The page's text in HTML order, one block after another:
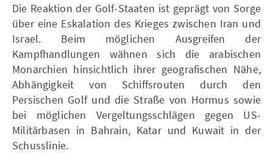
Die Reaktion der Golf-Staaten ist geprägt von Sorge
über eine Eskalation des Krieges zwischen Iran und
Israel. Beim möglichen Ausgreifen der
Kampfhandlungen wähnen sich die arabischen
Monarchien hinsichtlich ihrer geografischen Nähe,
Abhängigkeit von Schiffsrouten durch den
Persischen Golf und die Straße von Hormus sowie
bei möglichen Vergeltungsschlägen gegen US-
Militärbasen in Bahrain, Katar und Kuwait in der
Schusslinie.